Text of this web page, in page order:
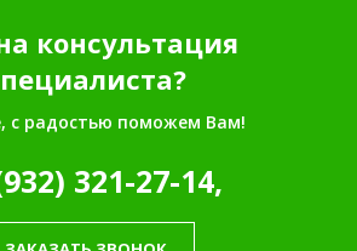
консультация
с радостью поможем Вам!
321-27-14,